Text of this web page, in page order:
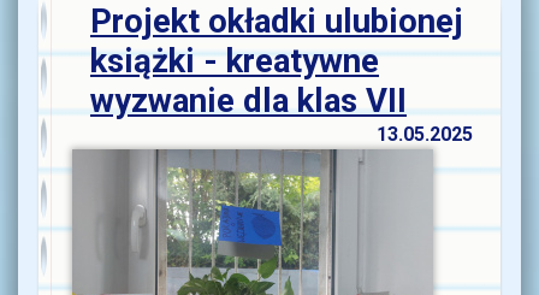
Projekt okładki ulubionej
książki - kreatywne
wyzwanie dla klas VII
13.05.2025